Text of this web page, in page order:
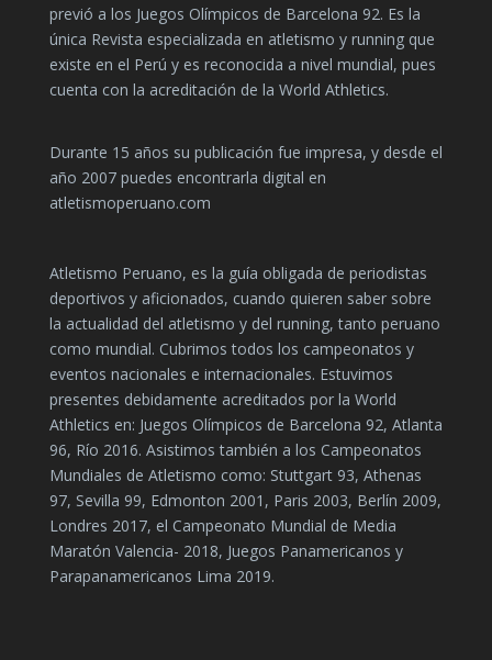
previó a los Juegos Olímpicos de Barcelona 92. Es la
única Revista especializada en atletismo y running que
existe en el Perú y es reconocida a nivel mundial, pues
cuenta con la acreditación de la World Athletics.
Durante 15 años su publicación fue impresa, y desde el
año 2007 puedes encontrarla digital en
atletismoperuano.com
Atletismo Peruano, es la guía obligada de periodistas
deportivos y aficionados, cuando quieren saber sobre
la actualidad del atletismo y del running, tanto peruano
como mundial. Cubrimos todos los campeonatos y
eventos nacionales e internacionales. Estuvimos
presentes debidamente acreditados por la World
Athletics en: Juegos Olímpicos de Barcelona 92, Atlanta
96, Río 2016. Asistimos también a los Campeonatos
Mundiales de Atletismo como: Stuttgart 93, Athenas
97, Sevilla 99, Edmonton 2001, Paris 2003, Berlín 2009,
Londres 2017, el Campeonato Mundial de Media
Maratón Valencia- 2018, Juegos Panamericanos y
Parapanamericanos Lima 2019.